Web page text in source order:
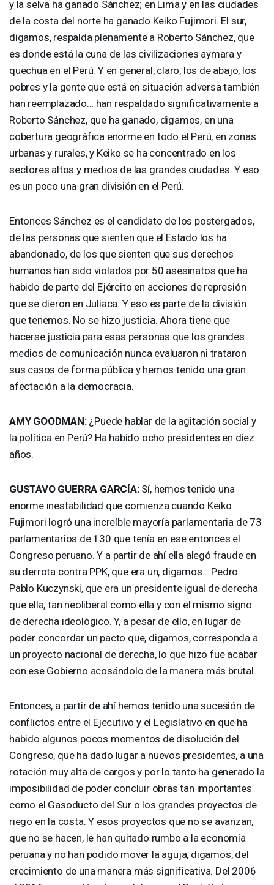
y la selva ha ganado Sánchez; en Lima y en las ciudades
de la costa del norte ha ganado Keiko Fujimori. El sur,
digamos, respalda plenamente a Roberto Sánchez, que
es donde está la cuna de las civilizaciones aymara y
quechua en el Perú. Y en general, claro, los de abajo, los
pobres y la gente que está en situación adversa también
han reemplazado… han respaldado significativamente a
Roberto Sánchez, que ha ganado, digamos, en una
cobertura geográfica enorme en todo el Perú, en zonas
urbanas y rurales, y Keiko se ha concentrado en los
sectores altos y medios de las grandes ciudades. Y eso
es un poco una gran división en el Perú.
Entonces Sánchez es el candidato de los postergados,
de las personas que sienten que el Estado los ha
abandonado, de los que sienten que sus derechos
humanos han sido violados por 50 asesinatos que ha
habido de parte del Ejército en acciones de represión
que se dieron en Juliaca. Y eso es parte de la división
que tenemos. No se hizo justicia. Ahora tiene que
hacerse justicia para esas personas que los grandes
medios de comunicación nunca evaluaron ni trataron
sus casos de forma pública y hemos tenido una gran
afectación a la democracia.
AMY GOODMAN:¿Puede hablar de la agitación social y
la política en Perú? Ha habido ocho presidentes en diez
años.
GUSTAVO GUERRA GARCÍA:Sí, hemos tenido una
enorme inestabilidad que comienza cuando Keiko
Fujimori logró una increíble mayoría parlamentaria de 73
parlamentarios de 130 que tenía en ese entonces el
Congreso peruano. Y a partir de ahí ella alegó fraude en
su derrota contra PPK, que era un, digamos… Pedro
Pablo Kuczynski, que era un presidente igual de derecha
que ella, tan neoliberal como ella y con el mismo signo
de derecha ideológico. Y, a pesar de ello, en lugar de
poder concordar un pacto que, digamos, corresponda a
un proyecto nacional de derecha, lo que hizo fue acabar
con ese Gobierno acosándolo de la manera más brutal.
Entonces, a partir de ahí hemos tenido una sucesión de
conflictos entre el Ejecutivo y el Legislativo en que ha
habido algunos pocos momentos de disolución del
Congreso, que ha dado lugar a nuevos presidentes, a una
rotación muy alta de cargos y por lo tanto ha generado la
imposibilidad de poder concluir obras tan importantes
como el Gasoducto del Sur o los grandes proyectos de
riego en la costa. Y esos proyectos que no se avanzan,
que no se hacen, le han quitado rumbo a la economía
peruana y no han podido mover la aguja, digamos, del
crecimiento de una manera más significativa. Del 2006